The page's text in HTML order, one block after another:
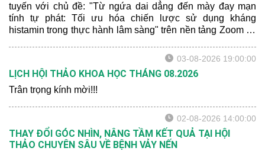
tuyến với chủ đề: "Từ ngứa dai dẳng đến mày đay mạn
tính tự phát: Tối ưu hóa chiến lược sử dụng kháng
histamin trong thực hành lâm sàng" trên nền tảng Zoom và
03-08-2026 19:00:00
LỊCH HỘI THẢO KHOA HỌC THÁNG 08.2026
Trân trọng kính mời!!!
02-08-2026 14:00:00
THAY ĐỔI GÓC NHÌN, NÂNG TẦM KẾT QUẢ TẠI HỘI
THẢO CHUYÊN SÂU VỀ BỆNH VẢY NẾN